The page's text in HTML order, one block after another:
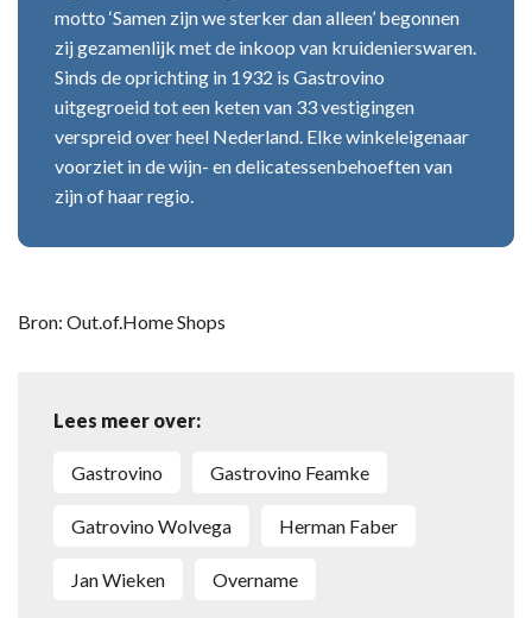
motto ‘Samen zijn we sterker dan alleen’ begonnen
zij gezamenlijk met de inkoop van kruidenierswaren.
Sinds de oprichting in 1932 is Gastrovino
uitgegroeid tot een keten van 33 vestigingen
verspreid over heel Nederland. Elke winkeleigenaar
voorziet in de wijn- en delicatessenbehoeften van
zijn of haar regio.
Bron: Out.of.Home Shops
Lees meer over:
Gastrovino Gastrovino Feamke
Gatrovino Wolvega Herman Faber
Jan Wieken overname